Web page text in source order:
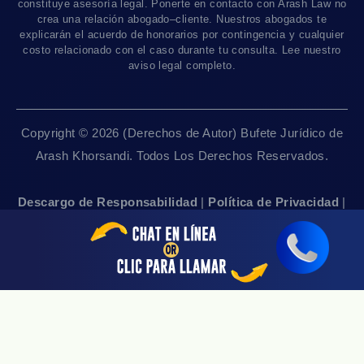
Accidentes De Camiones
Abogados De Muerte Por Negligencia
Empleos
Mapa Del Sitio
Disponible Sólo Con Cita Previa
Sacramento, CA 95825
San Francisco, CA 94111
Disponible Sólo Con Cita Previa
Sherman Oaks, CA 91403
Linea De 24hrs: (818) 696-4440
Disponible Sólo Con Cita Previa
constituye asesoría legal. Ponerte en contacto con Arash Law no
crea una relación abogado–cliente. Nuestros abogados te
explicarán el acuerdo de honorarios por contingencia y cualquier
costo relacionado con el caso durante tu consulta. Lee nuestro
aviso legal completo.
Copyright © 2026 (Derechos de Autor) Bufete Jurídico de
Arash Khorsandi. Todos Los Derechos Reservados.
Descargo de Responsabilidad | Política de Privacidad |
Accesibilidad|Empleos| Mapa Del Sitio